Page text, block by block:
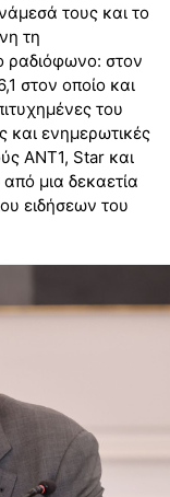
τους και το
τη
ραδιόφωνο: στον
στον οποίο και
του
και ενημερωτικές
ΑΝΤ1, Star και
μια δεκαετία
ειδήσεων του